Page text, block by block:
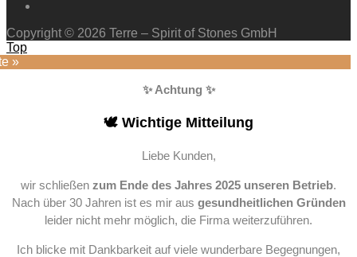
Copyright © 2026 Terre – Spirit of Stones GmbH
Top
»
✨ Achtung ✨
🕊️ Wichtige Mitteilung
Liebe Kunden,
wir schließen zum Ende des Jahres 2025 unseren Betrieb.
Nach über 30 Jahren ist es mir aus gesundheitlichen Gründen
leider nicht mehr möglich, die Firma weiterzuführen.
Ich blicke mit Dankbarkeit auf viele wunderbare Begegnungen,